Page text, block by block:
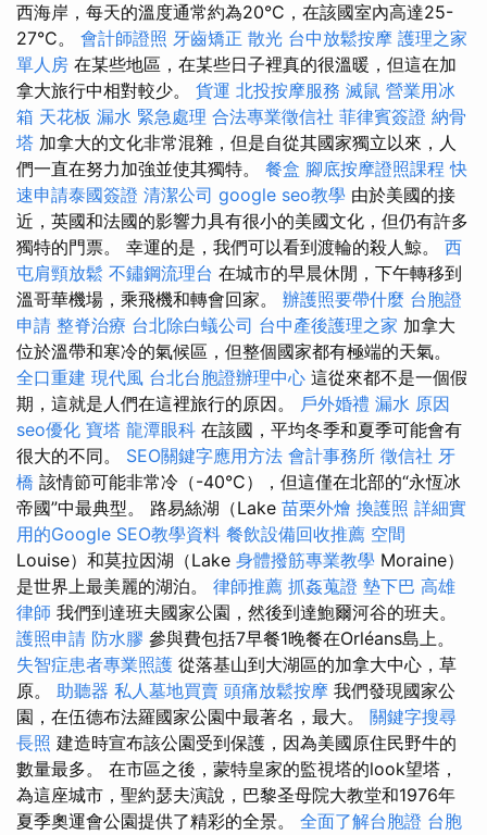
西海岸，每天的溫度通常約為20°C，在該國室內高達25-
27°C。 會計師證照 牙齒矯正 散光 台中放鬆按摩 護理之家
單人房 在某些地區，在某些日子裡真的很溫暖，但這在加
拿大旅行中相對較少。 貨運 北投按摩服務 滅鼠 營業用冰
箱 天花板 漏水 緊急處理 合法專業徵信社 菲律賓簽證 納骨
塔 加拿大的文化非常混雜，但是自從其國家獨立以來，人
們一直在努力加強並使其獨特。 餐盒 腳底按摩證照課程快
速申請泰國簽證 清潔公司 google seo教學 由於美國的接
近，英國和法國的影響力具有很小的美國文化，但仍有許多
獨特的門票。 幸運的是，我們可以看到渡輪的殺人鯨。 西
屯肩頸放鬆 不鏽鋼流理台 在城市的早晨休閒，下午轉移到
溫哥華機場，乘飛機和轉會回家。 辦護照要帶什麼 台胞證
申請 整脊治療 台北除白蟻公司 台中產後護理之家 加拿大
位於溫帶和寒冷的氣候區，但整個國家都有極端的天氣。
全口重建 現代風 台北台胞證辦理中心 這從來都不是一個假
期，這就是人們在這裡旅行的原因。 戶外婚禮 漏水 原因
seo優化 寶塔 龍潭眼科 在該國，平均冬季和夏季可能會有
很大的不同。 SEO關鍵字應用方法 會計事務所 徵信社 牙
橋 該情節可能非常冷（-40°C），但這僅在北部的“永恆冰
帝國”中最典型。 路易絲湖（Lake 苗栗外燴 換護照 詳細實
用的Google SEO教學資料 餐飲設備回收推薦 空間
Louise）和莫拉因湖（Lake 身體撥筋專業教學 Moraine）
是世界上最美麗的湖泊。 律師推薦 抓姦蒐證 墊下巴 高雄
律師 我們到達班夫國家公園，然後到達鮑爾河谷的班夫。
護照申請 防水膠 參與費包括7早餐1晚餐在Orléans島上。
失智症患者專業照護 從落基山到大湖區的加拿大中心，草
原。 助聽器 私人墓地買賣 頭痛放鬆按摩 我們發現國家公
園，在伍德布法羅國家公園中最著名，最大。 關鍵字搜尋
長照 建造時宣布該公園受到保護，因為美國原住民野牛的
數量最多。 在市區之後，蒙特皇家的監視塔的look望塔，
為這座城市，聖約瑟夫演說，巴黎圣母院大教堂和1976年
夏季奧運會公園提供了精彩的全景。 全面了解台胞證 台胞